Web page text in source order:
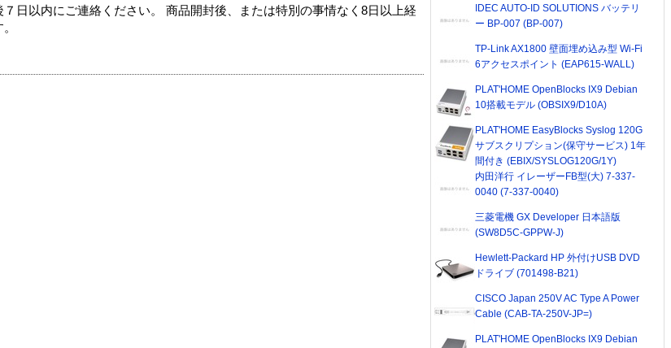
日以内にご連絡ください。 商品開封後、または特別の事情なく8日以上経
IDEC AUTO-ID SOLUTIONS バッテリ
ー BP-007 (BP-007)
TP-Link AX1800 壁面埋め込み型 Wi-Fi
6アクセスポイント (EAP615-WALL)
PLAT'HOME OpenBlocks IX9 Debian
10搭載モデル (OBSIX9/D10A)
PLAT'HOME EasyBlocks Syslog 120G
サブスクリプション(保守サービス) 1年
間付き (EBIX/SYSLOG120G/1Y)
内田洋行 イレーザーFB型(大) 7-337-
0040 (7-337-0040)
三菱電機 GX Developer 日本語版
(SW8D5C-GPPW-J)
Hewlett-Packard HP 外付けUSB DVD
ドライブ (701498-B21)
CISCO Japan 250V AC Type A Power
Cable (CAB-TA-250V-JP=)
PLAT'HOME OpenBlocks IX9 Debian